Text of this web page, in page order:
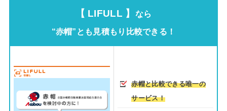
【 LIFULL 】 なら
“赤帽”とも見積もり比較できる！
赤帽と比較できる唯一の
サービス！